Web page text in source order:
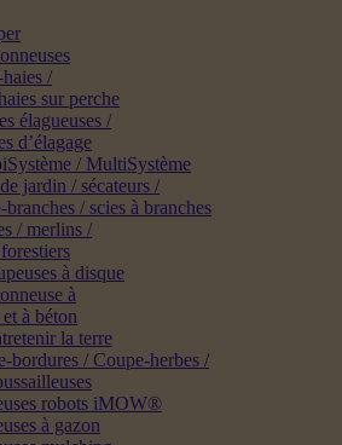
/
sur perche
élagueuses /
d’élagage
/ MultiSystème
jardin / sécateurs /
branches / scies à branches
/ merlins /
à disque
à
à béton
la terre
bordures / Coupe-herbes /
robots iMOW®
à gazon